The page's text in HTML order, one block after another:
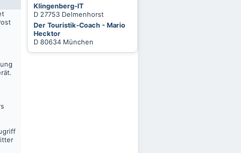
Klingenberg-IT
D 27753 Delmenhorst
Der Touristik-Coach - Mario
Hecktor
D 80634 München